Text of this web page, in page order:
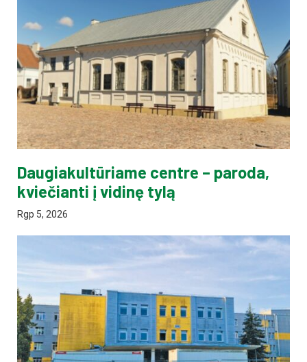
Daugiakultūriame centre – paroda,
kviečianti į vidinę tylą
Rgp 5, 2026